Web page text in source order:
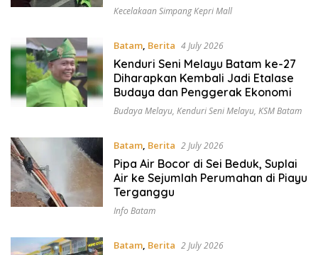
Kecelakaan Simpang Kepri Mall
Batam, Berita 4 July 2026
Kenduri Seni Melayu Batam ke-27
Diharapkan Kembali Jadi Etalase
Budaya dan Penggerak Ekonomi
Budaya Melayu, Kenduri Seni Melayu, KSM Batam
Batam, Berita 2 July 2026
Pipa Air Bocor di Sei Beduk, Suplai
Air ke Sejumlah Perumahan di Piayu
Terganggu
Info Batam
Batam, Berita 2 July 2026